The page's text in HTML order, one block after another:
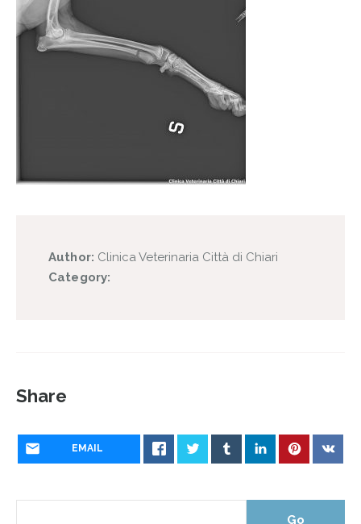
Author: Clinica Veterinaria Città di Chiari
Category:
Share
EMAIL